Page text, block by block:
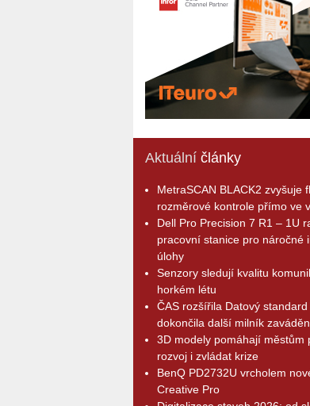
Aktuální články
MetraSCAN BLACK2 zvyšuje
rozměrové kontrole přímo ve
Dell Pro Precision 7 R1 – 1U
pracovní stanice pro náročné
úlohy
Senzory sledují kvalitu
horkém létu
ČAS rozšířila Datový standard
dokončila další milník
3D modely pomáhají městům
rozvoj i zvládat krize
BenQ PD2732U vrcholem
Creative Pro